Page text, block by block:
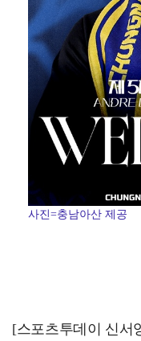
사진=충남아산 제공
[스포츠투데이 신서